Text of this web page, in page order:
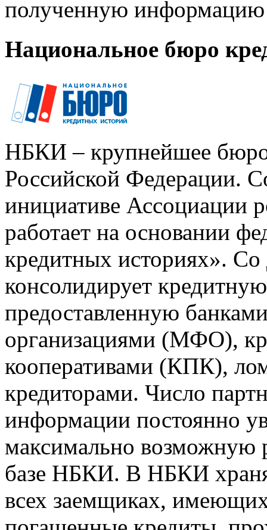
полученную информацию
Национальное бюро
НБКИ – крупнейшее
Российской Федерации.
инициативе Ассоциации
работает на основании
кредитных историях».
консолидирует
предоставленную
организациями (МФО),
кооперативами (КПК),
кредиторами. Число
информации постоянно
максимально возможную
базе НБКИ. В НБКИ
всех заемщиках,